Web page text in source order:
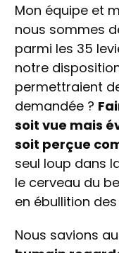
Mon équipe et
nous sommes
parmi les 35
notre
permettraient
demandée ?
soit vue mais
soit perçue
seul loup dans
le cerveau du
en ébullition
Nous savions